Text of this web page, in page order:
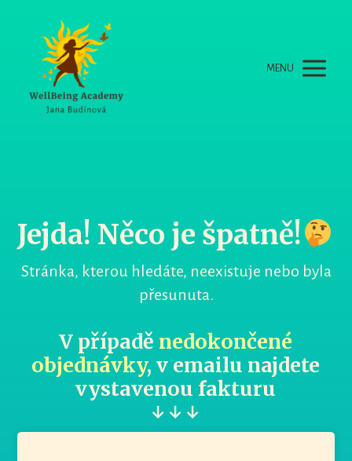
MENU
Jejda! Něco je špatně!
Stránka, kterou hledáte, neexistuje nebo byla
přesunuta.
V případě nedokončené
objednávky, v emailu najdete
vystavenou fakturu
↓ ↓ ↓